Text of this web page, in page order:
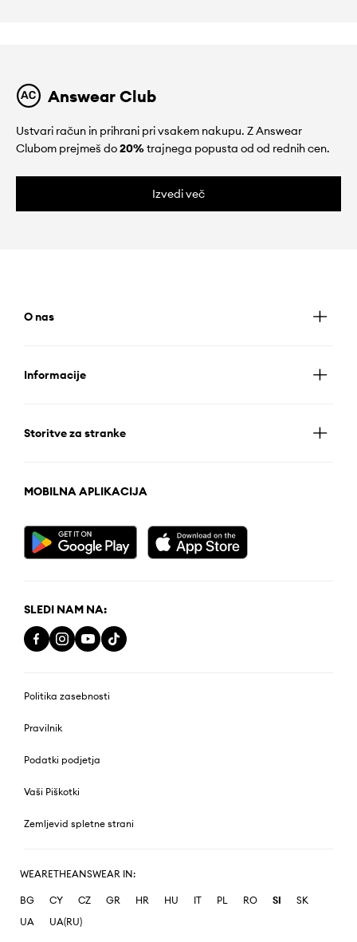
Answear Club
Ustvari račun in prihrani pri vsakem nakupu. Z Answear
Clubom prejmeš do20%trajnega popusta od od rednih cen.
Izvedi več
O nas
Informacije
Storitve za stranke
MOBILNA APLIKACIJA
SLEDI NAM NA:
Politika zasebnosti
Pravilnik
Podatki podjetja
Vaši Piškotki
Zemljevid spletne strani
WEARETHEANSWEAR IN:
BG CY CZ GR HR HU IT PL RO SI
SK
UA
UA(RU)